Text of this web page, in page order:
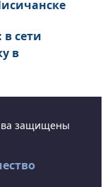
сети
в
защищены